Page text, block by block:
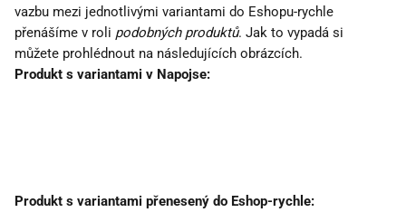
vazbu mezi jednotlivými variantami do Eshopu-rychle
přenášíme v roli podobných produktů. Jak to vypadá si
můžete prohlédnout na následujících obrázcích.
Produkt s variantami v Napojse:
Produkt s variantami přenesený do Eshop-rychle: